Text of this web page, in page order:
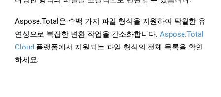
Aspose.Total은 수백 가지 파일 형식을 지원하여 탁월한 유
연성으로 복잡한 변환 작업을 간소화합니다. Aspose.Total
Cloud 플랫폼에서 지원되는 파일 형식의 전체 목록을 확인
하세요.